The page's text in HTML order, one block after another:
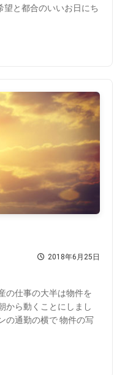
と都合のいいお日にち
2018年6月25日
の仕事の大半は物件を
から動くことにしまし
の通勤の横で 物件の写